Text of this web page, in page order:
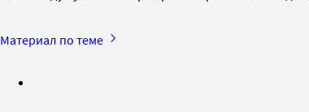
Материал по теме